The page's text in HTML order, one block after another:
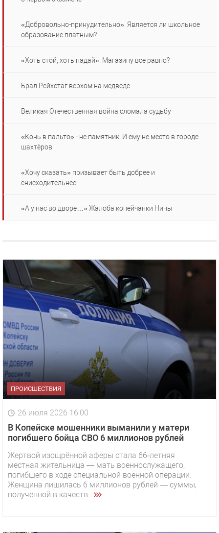
«Добровольно-принудительно». Является ли школьное
образование платным?
«Хоть стой, хоть падай». Магазину все равно?
Брал Рейхстаг верхом на медведе
Великая Отечественная война сломала судьбу
«Конь в пальто» - не памятник! И ему не место в городе
шахтёров
«Хочу сказать» призывает быть добрее и
снисходительнее
«А у нас во дворе…» Жалоба копейчанки Нины
ПРОИСШЕСТВИЯ
26 июля 2026 16:00
В Копейске мошенники выманили у матери
погибшего бойца СВО 6 миллионов рублей
Жертвой изощрённой аферы стала 66‑летняя
местная жительница — мать военнослужащего,
погибшего в ходе специальной военной операции.
Женщина лишилась 6 миллионов рублей — суммы,
полученной в качеств...